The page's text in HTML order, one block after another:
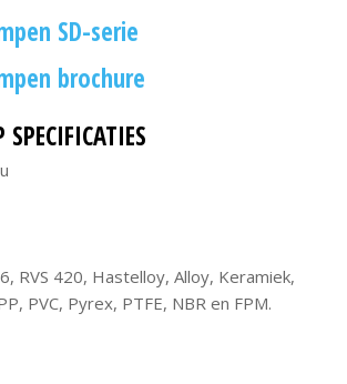
SD-serie
brochure
SPECIFICATIES
RVS 420, Hastelloy, Alloy, Keramiek,
PVC, Pyrex, PTFE, NBR en FPM.